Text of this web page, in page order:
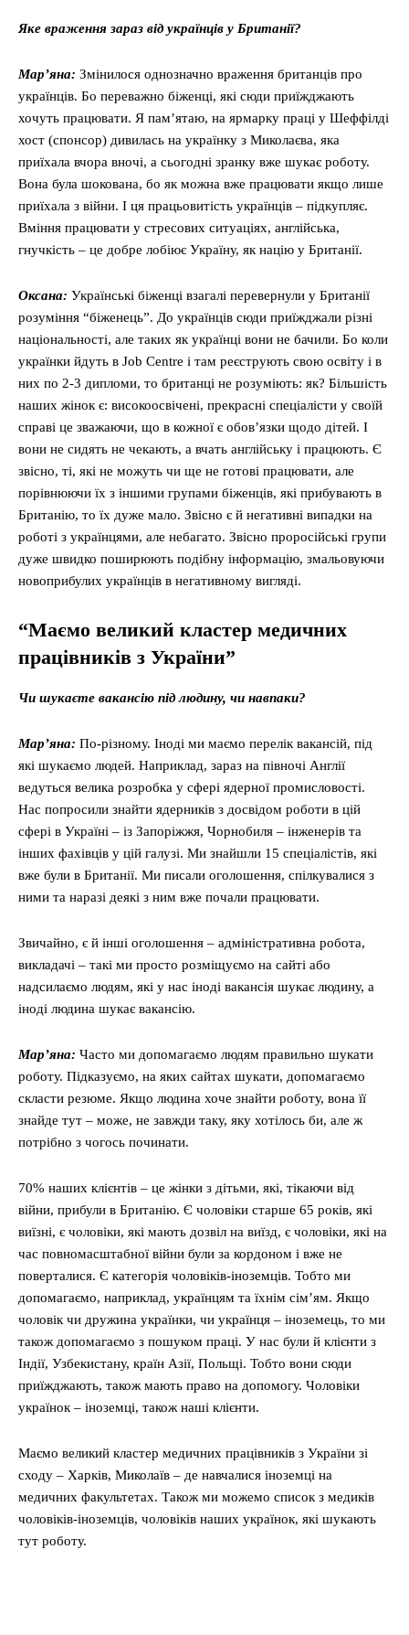
Яке враження зараз від українців у Британії?
Мар’яна: Змінилося однозначно враження британців про
українців. Бо переважно біженці, які сюди приїжджають
хочуть працювати. Я пам’ятаю, на ярмарку праці у Шеффілді
хост (спонсор) дивилась на українку з Миколаєва, яка
приїхала вчора вночі, а сьогодні зранку вже шукає роботу.
Вона була шокована, бо як можна вже працювати якщо лише
приїхала з війни. І ця працьовитість українців – підкупляє.
Вміння працювати у стресових ситуаціях, англійська,
гнучкість – це добре лобіює Україну, як націю у Британії.
Оксана: Українські біженці взагалі перевернули у Британії
розуміння “біженець”. До українців сюди приїжджали різні
національності, але таких як українці вони не бачили. Бо коли
українки йдуть в Job Centre і там реєструють свою освіту і в
них по 2-3 дипломи, то британці не розуміють: як? Більшість
наших жінок є: високоосвічені, прекрасні спеціалісти у своїй
справі це зважаючи, що в кожної є обов’язки щодо дітей. І
вони не сидять не чекають, а вчать англійську і працюють. Є
звісно, ті, які не можуть чи ще не готові працювати, але
порівнюючи їх з іншими групами біженців, які прибувають в
Британію, то їх дуже мало. Звісно є й негативні випадки на
роботі з українцями, але небагато. Звісно проросійські групи
дуже швидко поширюють подібну інформацію, змальовуючи
новоприбулих українців в негативному вигляді.
“Маємо великий кластер медичних
працівників з України”
Чи шукаєте вакансію під людину, чи навпаки?
Мар’яна: По-різному. Іноді ми маємо перелік вакансій, під
які шукаємо людей. Наприклад, зараз на півночі Англії
ведуться велика розробка у сфері ядерної промисловості.
Нас попросили знайти ядерників з досвідом роботи в цій
сфері в Україні – із Запоріжжя, Чорнобиля – інженерів та
інших фахівців у цій галузі. Ми знайшли 15 спеціалістів, які
вже були в Британії. Ми писали оголошення, спілкувалися з
ними та наразі деякі з ним вже почали працювати.
Звичайно, є й інші оголошення – адміністративна робота,
викладачі – такі ми просто розміщуємо на сайті або
надсилаємо людям, які у нас іноді вакансія шукає людину, а
іноді людина шукає вакансію.
Мар’яна: Часто ми допомагаємо людям правильно шукати
роботу. Підказуємо, на яких сайтах шукати, допомагаємо
скласти резюме. Якщо людина хоче знайти роботу, вона її
знайде тут – може, не завжди таку, яку хотілось би, але ж
потрібно з чогось починати.
70% наших клієнтів – це жінки з дітьми, які, тікаючи від
війни, прибули в Британію. Є чоловіки старше 65 років, які
виїзні, є чоловіки, які мають дозвіл на виїзд, є чоловіки, які на
час повномасштабної війни були за кордоном і вже не
поверталися. Є категорія чоловіків-іноземців. Тобто ми
допомагаємо, наприклад, українцям та їхнім сім’ям. Якщо
чоловік чи дружина українки, чи українця – іноземець, то ми
також допомагаємо з пошуком праці. У нас були й клієнти з
Індії, Узбекистану, країн Азії, Польщі. Тобто вони сюди
приїжджають, також мають право на допомогу. Чоловіки
українок – іноземці, також наші клієнти.
Маємо великий кластер медичних працівників з України зі
сходу – Харків, Миколаїв – де навчалися іноземці на
медичних факультетах. Також ми можемо список з медиків
чоловіків-іноземців, чоловіків наших українок, які шукають
тут роботу.